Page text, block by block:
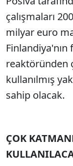
çalışmaları
milyar euro
reaktöründen
kullanılmış
sahip olacak.
ÇOK